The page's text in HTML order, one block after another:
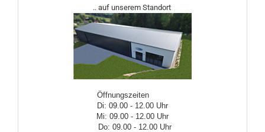
.. auf unserem Standort
Öffnungszeiten
Di: 09.00 - 12.00 Uhr
Mi: 09.00 - 12.00 Uhr
Do: 09.00 - 12.00 Uhr